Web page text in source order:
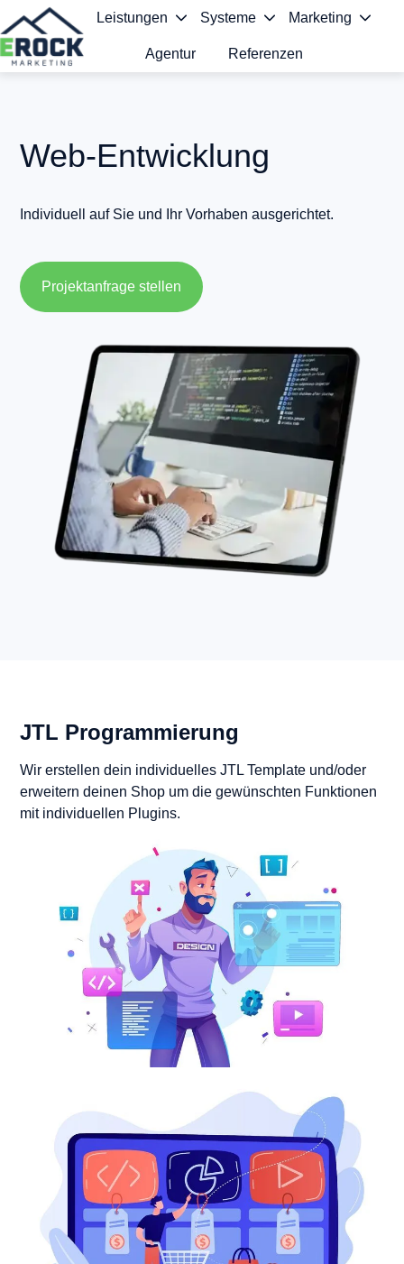
Leistungen Systeme Marketing
Agentur Referenzen
Web-Entwicklung
Individuell auf Sie und Ihr Vorhaben ausgerichtet.
Projektanfrage stellen
JTL Programmierung
Wir erstellen dein individuelles JTL Template und/oder
erweitern deinen Shop um die gewünschten Funktionen
mit individuellen Plugins.